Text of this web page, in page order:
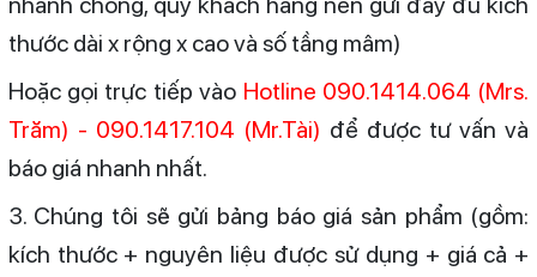
thước dài x rộng x cao và số tầng mâm)
Hoặc gọi trực tiếp vào Hotline 090.1414.064 (Mrs.
Trăm) - 090.1417.104 (Mr.Tài) để được tư vấn và
báo giá nhanh nhất.
3. Chúng tôi sẽ gửi bảng báo giá sản phẩm (gồm:
kích thước + nguyên liệu được sử dụng + giá cả +